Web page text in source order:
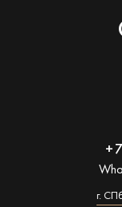
г.